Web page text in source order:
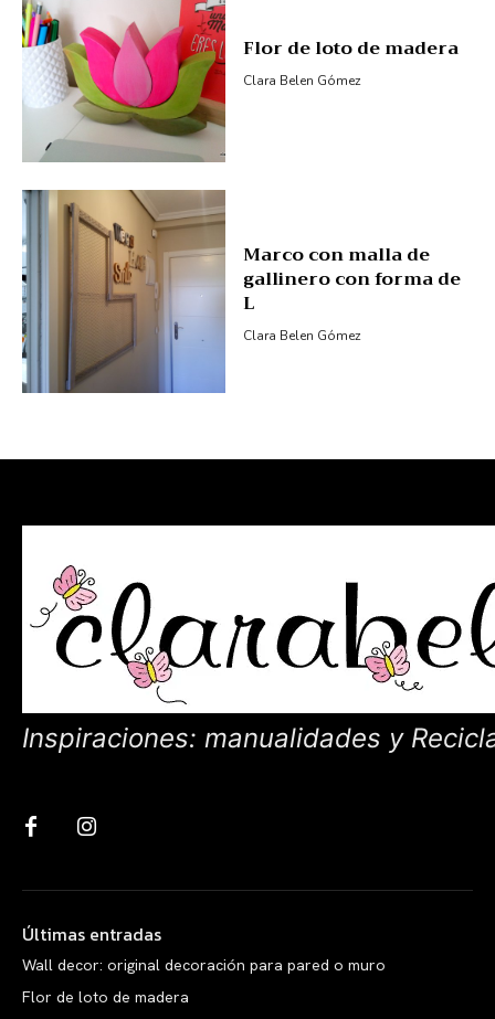
Flor de loto de madera
Clara Belen Gómez
Marco con malla de
gallinero con forma de
L
Clara Belen Gómez
Inspiraciones: manualidades y
Últimas entradas
Wall decor: original decoración para pared o muro
Flor de loto de madera